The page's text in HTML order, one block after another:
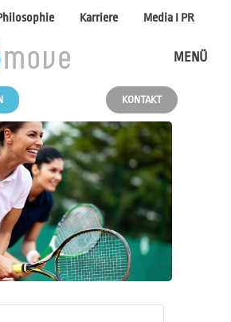
Karriere Media I PR
MENÜ
KONTAKT